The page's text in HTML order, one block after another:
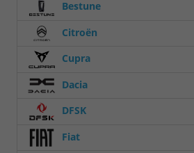
Bestune
Citroën
Cupra
Dacia
DFSK
Fiat